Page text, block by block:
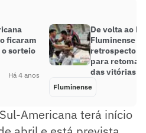
ficaram
o sorteio
Há 4 anos
De volta ao
Fluminense
retrospecto
para retomar
das vitórias
Fluminense
Americana terá início